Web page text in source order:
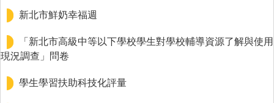
新北市鮮奶幸福週
「新北市高級中等以下學校學生對學校輔導資源了解與使用
現況調查」問卷
學生學習扶助科技化評量